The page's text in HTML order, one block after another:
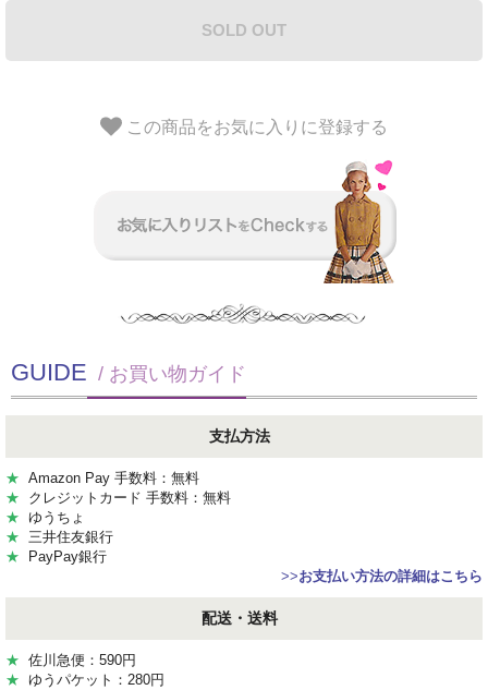
SOLD OUT
この商品をお気に入りに登録する
GUIDE / お買い物ガイド
支払方法
★ Amazon Pay 手数料：無料
★ クレジットカード 手数料：無料
★ ゆうちょ
★ 三井住友銀行
★ PayPay銀行
>>お支払い方法の詳細はこちら
配送・送料
★ 佐川急便：590円
★ ゆうパケット：280円